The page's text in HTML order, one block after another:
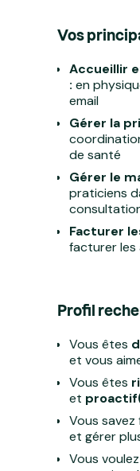
Vos
Accueillir
: en
email
Gérer la
de santé
Gérer le
praticiens
Facturer
facturer les
Profil
Vous êtes
et vous
Vous êtes
et
Vous savez
et gérer
Vous